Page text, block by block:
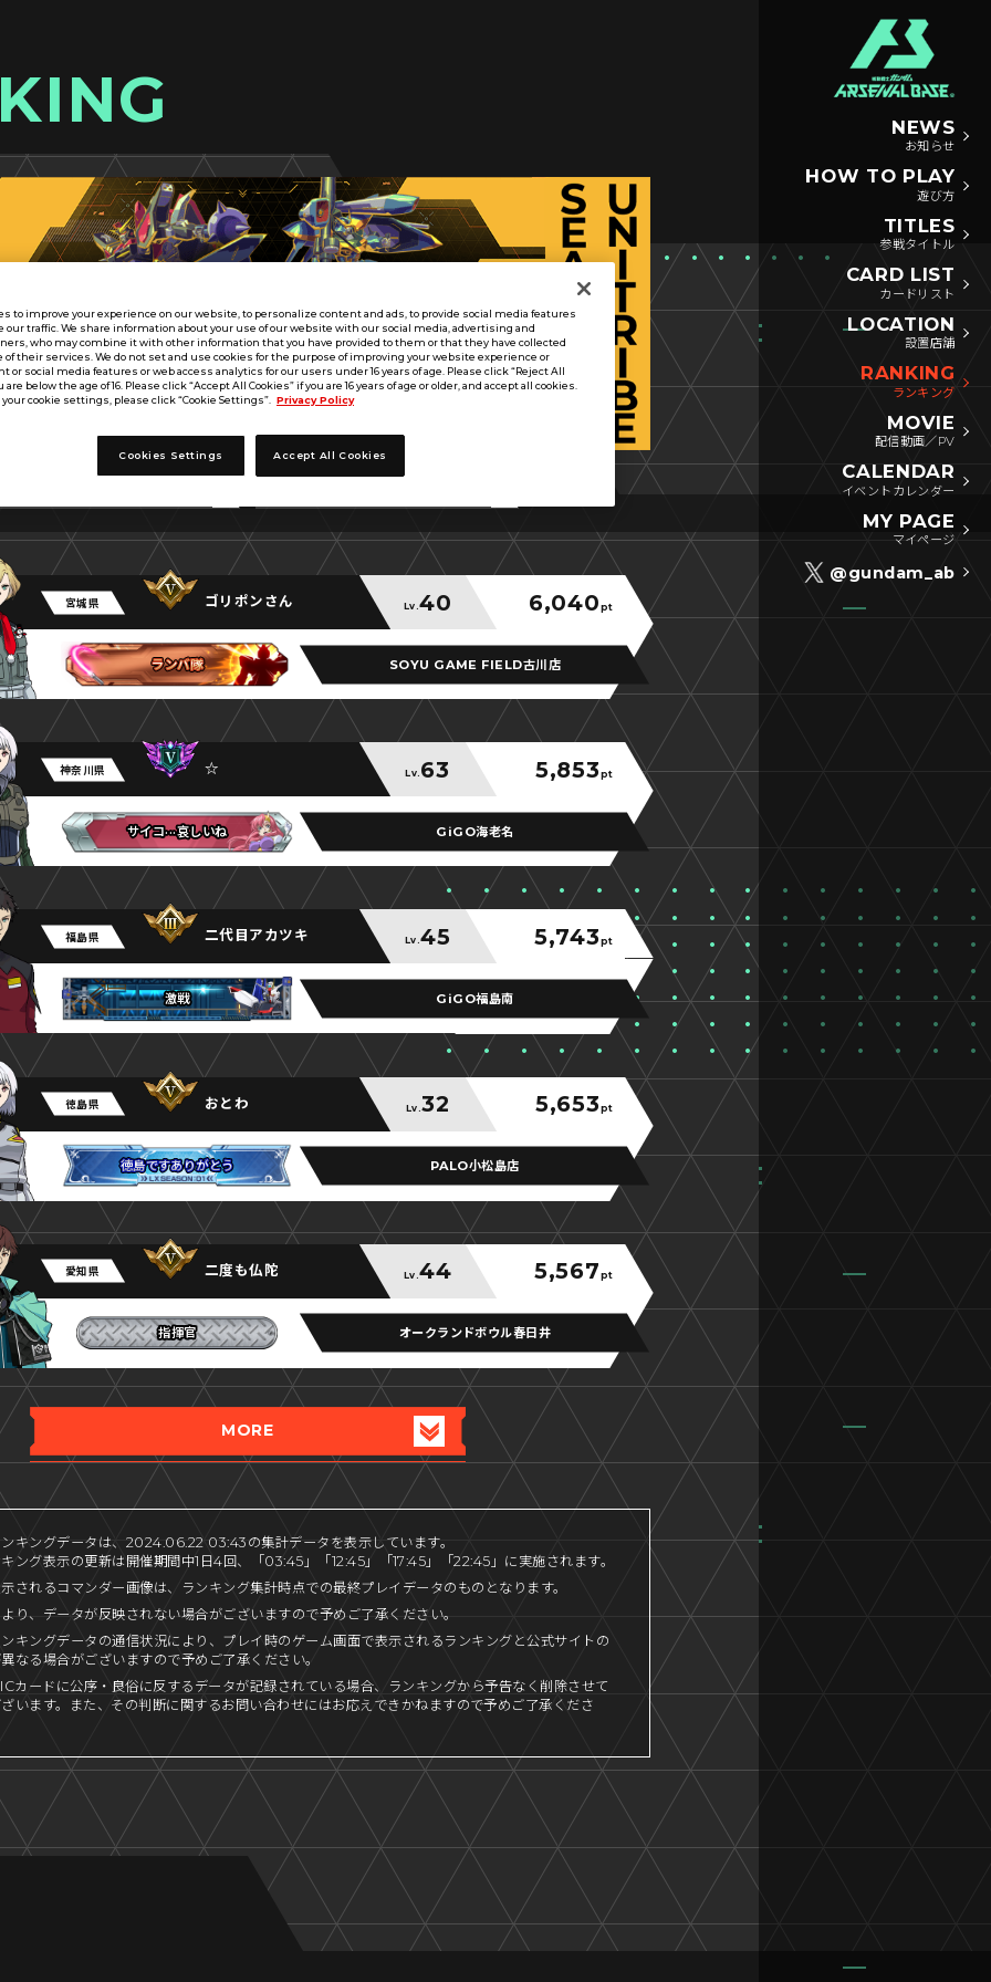
NEWS
お知らせ
HOW TO PLAY
遊び方
TITLES
参戦タイトル
CARD LIST
カードリスト
LOCATION
設置店舗
RANKING
ランキング
MOVIE
配信動画／PV
CALENDAR
イベントカレンダー
MY PAGE
マイページ
@gundam_ab
宮城県 ゴリポンさん Lv.40 6,040 pt
ランバ隊
ランバ隊
ランバ隊 SOYU GAME FIELD古川店
神奈川県 ☆ Lv. 63 5,853 pt
サイコ···哀しいね
サイコ···哀しいね
サイコ···哀しいね GiGO海老名
福島県 二代目アカツキ Lv.45 5,743 pt
激戦
激戦
激戦 GiGO福島南
徳島県 おとわ Lv. 32 5,653 pt
徳島ですありがとう
徳島ですありがとう
徳島ですありがとう PALO小松島店
愛知県 二度も仏陀 Lv. 44 5,567 pt
指揮官
指揮官
指揮官 オークランドボウル春日井
MORE
キングデータは、2024.06.22 03:43の集計データを表示しています。
ング表示の更新は開催期間中1日4回、「03:45」「12:45」「17:45」「22:45」に実施されます。
されるコマンダー画像は、ランキング集計時点での最終プレイデータのものとなります。
り、データが反映されない場合がございますので予めご了承ください。
キングデータの通信状況により、プレイ時のゲーム画面で表示されるランキングと公式サイトの
なる場合がございますので予めご了承ください。
カードに公序・良俗に反するデータが記録されている場合、ランキングから予告なく削除させて
います。また、その判断に関するお問い合わせにはお応えできかねますので予めご了承くださ
to improve your experience on our website, to personalize content and ads, to provide social media features
our traffic. We share information about your use of our website with our social media, advertising and
who may combine it with other information that you have provided to them or that they have collected
of their services. We do not set and use cookies for the purpose of improving your website experience or
or social media features or web access analytics for our users under 16 years of age. Please click “Reject All
are below the age of 16. Please click “Accept All Cookies” if you are 16 years of age or older, and accept all cookies.
cookie settings, please click “Cookie Settings”. Privacy Policy
Cookies Settings Accept All Cookies